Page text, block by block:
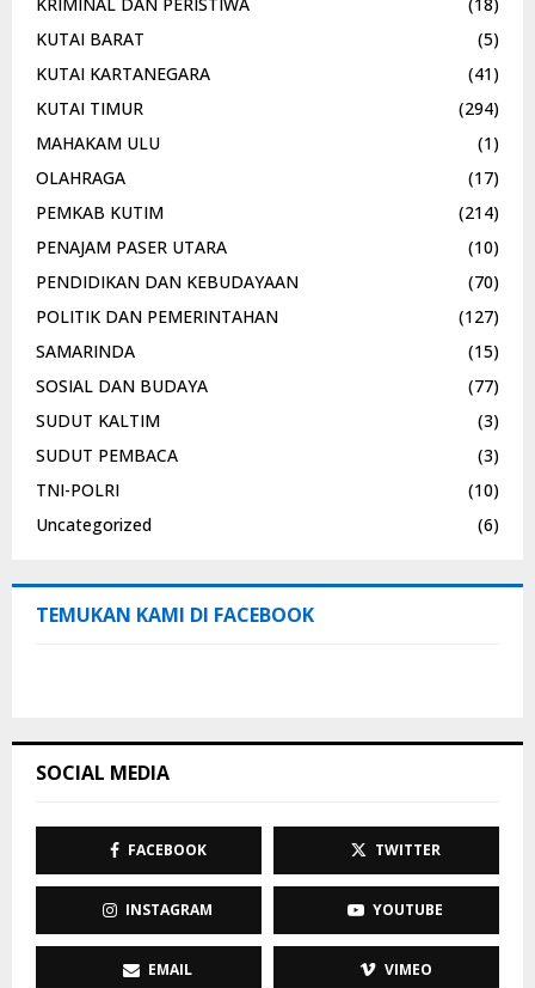
KUTAI BARAT
(5)
KUTAI KARTANEGARA
(41)
KUTAI TIMUR
(294)
MAHAKAM ULU
(1)
OLAHRAGA
(17)
PEMKAB KUTIM
(214)
PENAJAM PASER UTARA
(10)
PENDIDIKAN DAN KEBUDAYAAN
(70)
POLITIK DAN PEMERINTAHAN
(127)
SAMARINDA
(15)
SOSIAL DAN BUDAYA
(77)
SUDUT KALTIM
(3)
SUDUT PEMBACA
(3)
TNI-POLRI
(10)
Uncategorized
(6)
TEMUKAN KAMI DI FACEBOOK
SOCIAL MEDIA
FACEBOOK TWITTER
INSTAGRAM YOUTUBE
EMAIL VIMEO